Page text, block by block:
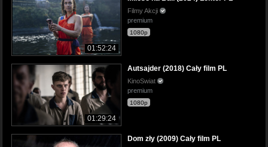
01:52:24
Filmy Akcji
premium
1080p
01:29:24
Autsajder (2018) Cały film PL
KinoSwiat
premium
1080p
Dom zły (2009) Cały film PL